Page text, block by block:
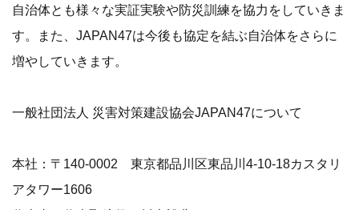
自治体とも様々な実証実験や防災訓練を協力をしていきま
す。また、JAPAN47は今後も協定を結ぶ自治体をさらに
増やしていきます。
一般社団法人 災害対策建設協会JAPAN47について
本社：〒140-0002 東京都品川区東品川4-10-18カスタリ
アタワー1606